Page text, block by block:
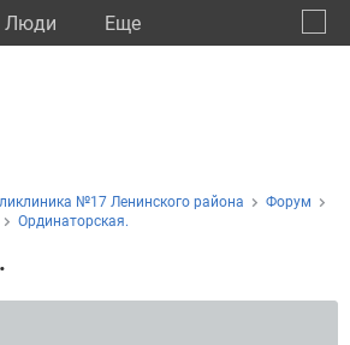
Люди Eще
№17 Ленинского района
Форум
Ординаторская.